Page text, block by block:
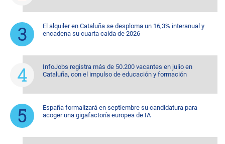
El alquiler en Cataluña se desploma un 16,3% interanual y
encadena su cuarta caída de 2026
InfoJobs registra más de 50.200 vacantes en julio en
Cataluña, con el impulso de educación y formación
España formalizará en septiembre su candidatura para
acoger una gigafactoría europea de IA